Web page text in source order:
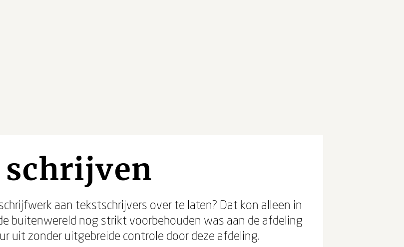
schrijven
aan tekstschrijvers over te laten? Dat kon alleen in
buitenwereld nog strikt voorbehouden was aan de afdeling
uit zonder uitgebreide controle door deze afdeling.